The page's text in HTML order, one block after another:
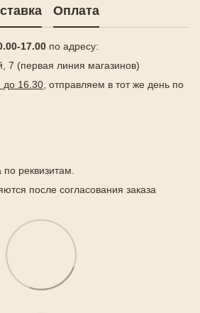
Оплата
17.00 по адресу:
7 (первая линия магазинов)
до 16.30, отправляем в тот же день по
реквизитам.
после согласования заказа